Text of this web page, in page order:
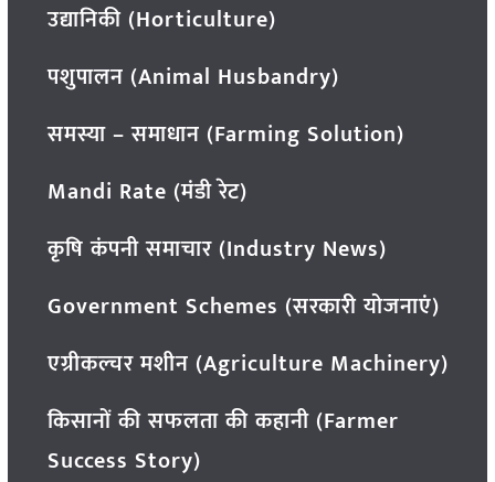
उद्यानिकी (Horticulture)
पशुपालन (Animal Husbandry)
समस्या – समाधान (Farming Solution)
Mandi Rate (मंडी रेट)
कृषि कंपनी समाचार (Industry News)
Government Schemes (सरकारी योजनाएं)
एग्रीकल्चर मशीन (Agriculture Machinery)
किसानों की सफलता की कहानी (Farmer
Success Story)